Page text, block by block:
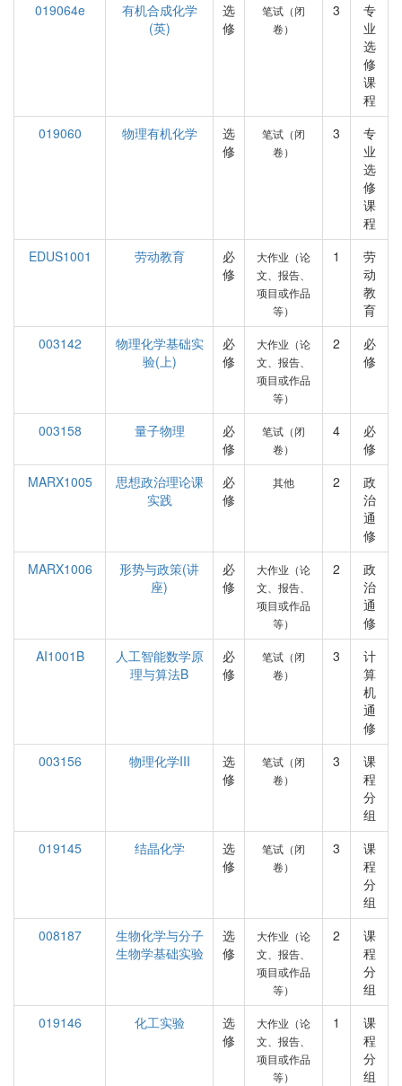
019064e
有机合成化学
(英)
选
修
笔试（闭
卷）
3
专
业
选
修
课
程
019060
物理有机化学
选
修
笔试（闭
卷）
3
专
业
选
修
课
程
EDUS1001
劳动教育
必
修
大作业（论
文、报告、
项目或作品
等）
1
劳
动
教
育
003142
物理化学基础实
验(上)
必
修
大作业（论
文、报告、
项目或作品
等）
2
必
修
003158 量子物理
必
修
笔试（闭
卷）
4
必
修
MARX1005
思想政治理论课
实践
必
修
其他 2
政
治
通
修
MARX1006
形势与政策(讲
座)
必
修
大作业（论
文、报告、
项目或作品
等）
2
政
治
通
修
AI1001B
人工智能数学原
理与算法B
必
修
笔试（闭
卷）
3
计
算
机
通
修
003156
物理化学III
选
修
笔试（闭
卷）
3
课
程
分
组
019145
结晶化学
选
修
笔试（闭
卷）
3
课
程
分
组
008187
生物化学与分子
生物学基础实验
选
修
大作业（论
文、报告、
项目或作品
等）
2
课
程
分
组
019146
化工实验
选
修
大作业（论
文、报告、
项目或作品
等）
1
课
程
分
组